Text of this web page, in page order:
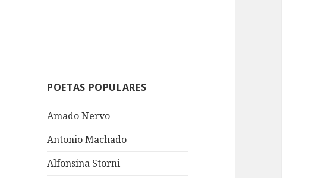
POETAS POPULARES
Amado Nervo
Antonio Machado
Alfonsina Storni